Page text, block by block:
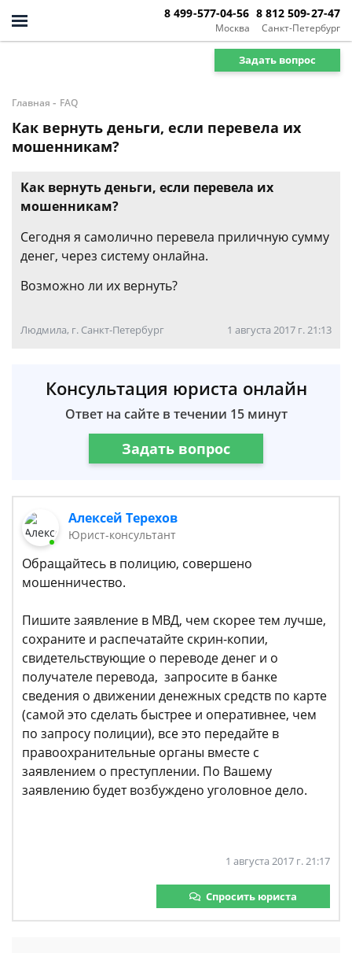
Москва
8 499-577-04-56
Санкт-Петербург
8 812 509-27-47
Задать вопрос
Главная - FAQ
Как вернуть деньги, если перевела их
мошенникам?
Как вернуть деньги, если перевела их
мошенникам?
Сегодня я самолично перевела приличную сумму
денег, через систему онлайна.
Возможно ли их вернуть?
Людмила, г. Санкт-Петербург 1 августа 2017 г. 21:13
Консультация юриста онлайн
Ответ на сайте в течении 15 минут
Задать вопрос
Алексей Терехов
Юрист-консультант
Обращайтесь в полицию, совершено
мошенничество.
Пишите заявление в МВД, чем скорее тем лучше,
сохраните и распечатайте скрин-копии,
свидетельствующие о переводе денег и о
получателе перевода, запросите в банке
сведения о движении денежных средств по карте
(самой это сделать быстрее и оперативнее, чем
по запросу полиции), все это передайте в
правоохранительные органы вместе с
заявлением о преступлении. По Вашему
заявлению будет возбуждено уголовное дело.
1 августа 2017 г. 21:17
Спросить юриста